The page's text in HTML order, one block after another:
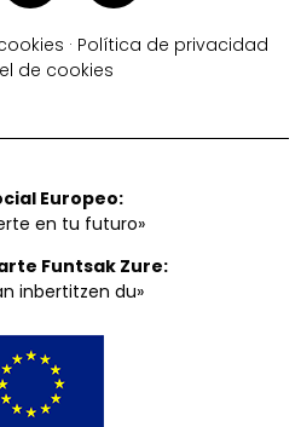
· Política de privacidad
de cookies
Europeo:
en tu futuro»
Funtsak Zure:
inbertitzen du»